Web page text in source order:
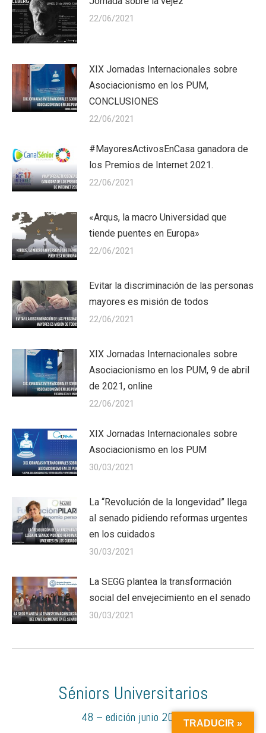
22/06/2021
XIX Jornadas Internacionales sobre
Asociacionismo en los PUM,
CONCLUSIONES
22/06/2021
#MayoresActivosEnCasa ganadora de
los Premios de Internet 2021.
22/06/2021
«Arqus, la macro Universidad que
tiende puentes en Europa»
22/06/2021
Evitar la discriminación de las personas
mayores es misión de todos
22/06/2021
XIX Jornadas Internacionales sobre
Asociacionismo en los PUM, 9 de abril
de 2021, online
22/06/2021
XIX Jornadas Internacionales sobre
Asociacionismo en los PUM
30/03/2021
La “Revolución de la longevidad” llega
al senado pidiendo reformas urgentes
en los cuidados
30/03/2021
La SEGG plantea la transformación
social del envejecimiento en el senado
30/03/2021
Séniors Universitarios
48 – edición junio 2026TRADUCIR »